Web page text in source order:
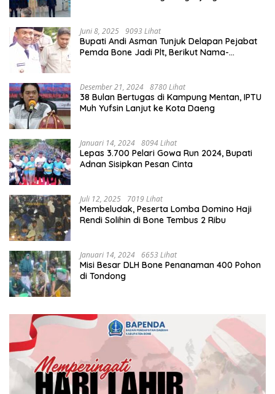
Juni 8, 2025 9093 Lihat
Bupati Andi Asman Tunjuk Delapan Pejabat
Pemda Bone Jadi Plt, Berikut Nama-
Desember 21, 2024 8780 Lihat
38 Bulan Bertugas di Kampung Mentan, IPTU
Muh Yufsin Lanjut ke Kota Daeng
Januari 14, 2024 8094 Lihat
Lepas 3.700 Pelari Gowa Run 2024, Bupati
Adnan Sisipkan Pesan Cinta
Juli 12, 2025 7019 Lihat
Membeludak, Peserta Lomba Domino Haji
Rendi Solihin di Bone Tembus 2 Ribu
Januari 14, 2024 6653 Lihat
Misi Besar DLH Bone Penanaman 400 Pohon
di Tondong